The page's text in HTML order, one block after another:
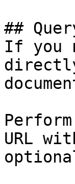
##
If you
URL